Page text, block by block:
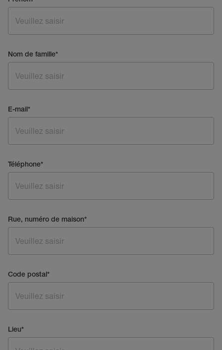
Nom de famille*
E-mail*
Téléphone*
Rue, numéro de maison*
Code postal*
Lieu*